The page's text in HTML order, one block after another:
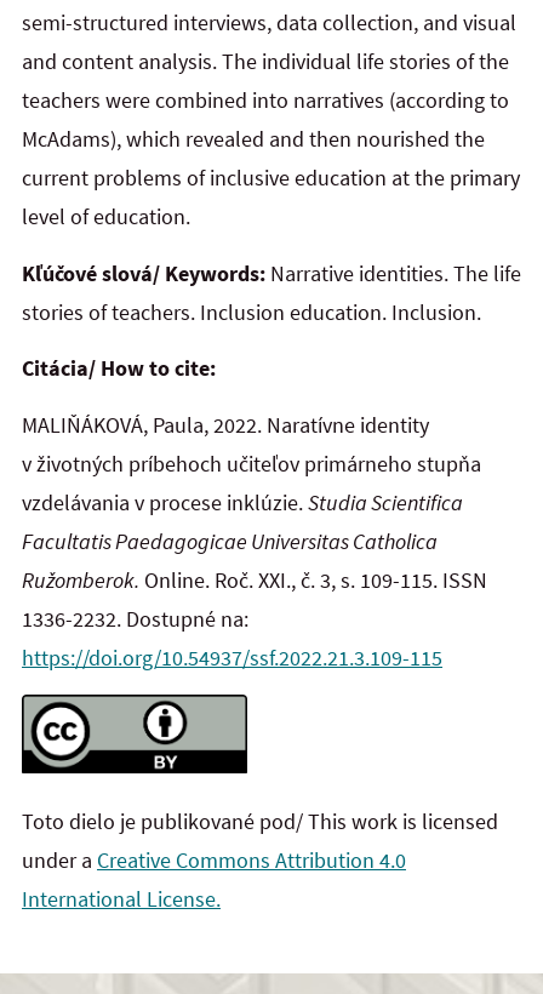
semi-structured interviews, data collection, and visual
and content analysis. The individual life stories of the
teachers were combined into narratives (according to
McAdams), which revealed and then nourished the
current problems of inclusive education at the primary
level of education.
Kľúčové slová/ Keywords: Narrative identities. The life
stories of teachers. Inclusion education. Inclusion.
Citácia/ How to cite:
MALIŇÁKOVÁ, Paula, 2022. Naratívne identity
v životných príbehoch učiteľov primárneho stupňa
vzdelávania v procese inklúzie.Studia Scientifica
Facultatis Paedagogicae Universitas Catholica
Ružomberok. Online. Roč. XXI., č. 3, s. 109-115. ISSN
1336-2232. Dostupné na:
https://doi.org/10.54937/ssf.2022.21.3.109-115
Toto dielo je publikované pod/ This work is licensed
under a Creative Commons Attribution 4.0
International License.